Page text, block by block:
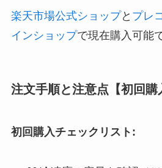
楽天市場公式ショップと プレ
インショップで現在購入可能
注文手順と注意点【初回購
初回購入チェックリスト: